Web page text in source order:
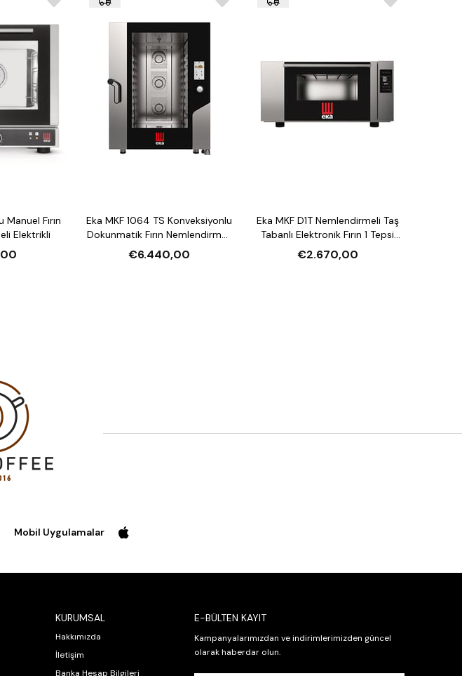
Fırın
Elektrikli
Eka MKF 1064 TS Konveksiyonlu
Dokunmatik Fırın Nemlendirmeli
10 Tepsi Kapasiteli Elektrikli
€6.440,00
Eka MKF D1T Nemlendirmeli Taş
Tabanlı Elektronik Fırın 1 Tepsi
Kapasiteli Elektrikli
€2.670,00
Mobil Uygulamalar
KURUMSAL
Hakkımızda
İletişim
Banka Hesap Bilgileri
E-BÜLTEN KAYIT
Kampanyalarımızdan ve indirimlerimizden güncel
olarak haberdar olun.